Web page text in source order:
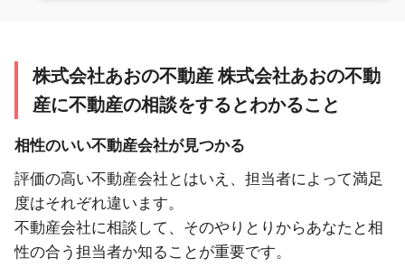
株式会社あおの不動産 株式会社あおの不動
産に不動産の相談をするとわかること
相性のいい不動産会社が見つかる
評価の高い不動産会社とはいえ、担当者によって満足
度はそれぞれ違います。
不動産会社に相談して、そのやりとりからあなたと相
性の合う担当者か知ることが重要です。